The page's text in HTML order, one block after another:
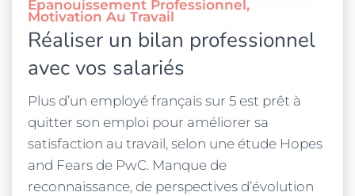
Epanouissement Professionnel
Motivation Au Travail
Réaliser un bilan professionnel
avec vos salariés
Plus d’un employé français sur 5 est prêt à
quitter son emploi pour améliorer sa
satisfaction au travail, selon une étude Hopes
and Fears de PwC. Manque de
reconnaissance, de perspectives d’évolution